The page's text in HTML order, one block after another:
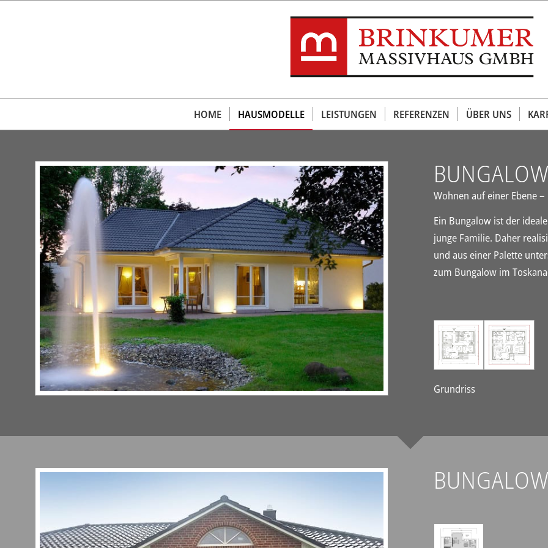
HOME HAUSMODELLE LEISTUNGEN REFERENZEN ÜBER UNS
Wohnen auf einer Ebene
Ein Bungalow ist der
junge Familie. Daher
und aus einer Palette
zum Bungalow im
Grundriss